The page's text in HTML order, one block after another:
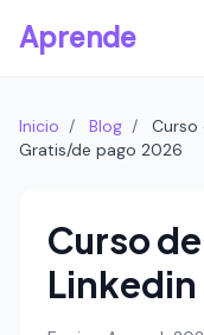
Aprende
Inicio / Blog /
Curso
Gratis/de pago 2026
Curso